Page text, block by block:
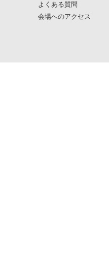
よくある質問
会場へのアクセス